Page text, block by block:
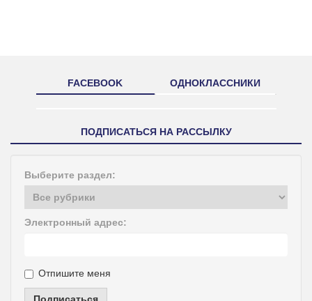
FACEBOOK ОДНОКЛАССНИКИ
ПОДПИСАТЬСЯ НА РАССЫЛКУ
Выберите раздел:
Электронный адрес:
Отпишите меня
Подписаться